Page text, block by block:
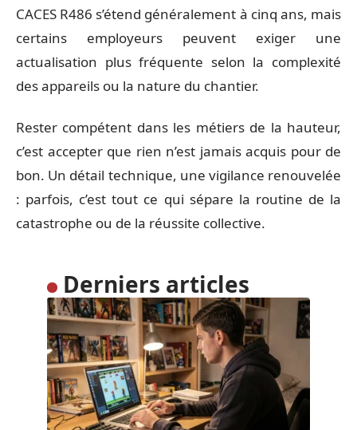
CACES R486 s’étend généralement à cinq ans, mais
certains employeurs peuvent exiger une
actualisation plus fréquente selon la complexité
des appareils ou la nature du chantier.
Rester compétent dans les métiers de la hauteur,
c’est accepter que rien n’est jamais acquis pour de
bon. Un détail technique, une vigilance renouvelée
: parfois, c’est tout ce qui sépare la routine de la
catastrophe ou de la réussite collective.
Derniers articles